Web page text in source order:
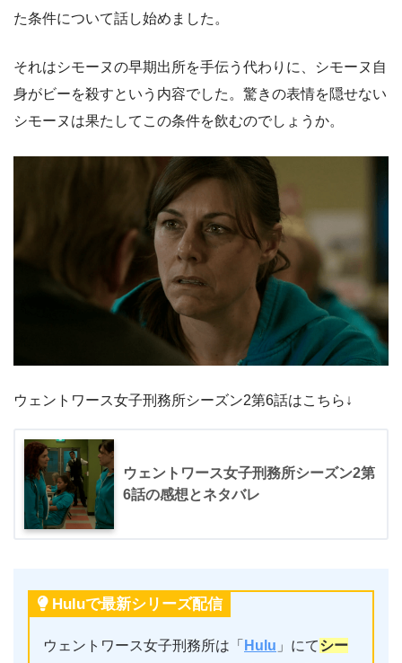
た条件について話し始めました。
それはシモーヌの早期出所を手伝う代わりに、シモーヌ自
身がビーを殺すという内容でした。驚きの表情を隠せない
シモーヌは果たしてこの条件を飲むのでしょうか。
ウェントワース女子刑務所シーズン2第6話はこちら↓
ウェントワース女子刑務所シーズン2第
6話の感想とネタバレ
Huluで最新シリーズ配信
ウェントワース女子刑務所は「 Hulu 」にてシー